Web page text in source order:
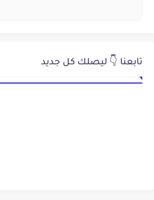
تابعنا 👇 ليصلك كل جديد